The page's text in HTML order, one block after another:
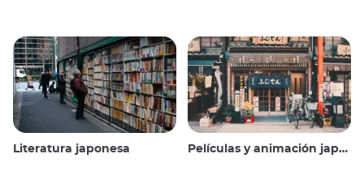
Literatura japonesa Películas y animación japonesas